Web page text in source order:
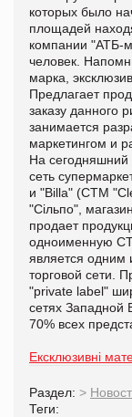
которых было
площадей
компании "АТБ-
человек.
марка,
Предлагает
заказу данного
занимается
маркетингом и
На сегодняшний
сеть
и "Billa" (СТМ
"Сiльпо",
продает
одноименную
является одним
торговой сети.
"private label"
сетях
70% всех
Ексклюзивні
Раздел: >
Теги: